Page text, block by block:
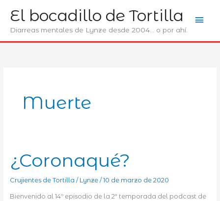
contenido
El bocadillo de Tortilla
Diarreas mentales de Lynze desde 2004... o por ahí.
Muerte
¿Coronaqué?
Crujientes de Tortilla / Lynze /10 de marzo de 2020
Bienvenido al 14º episodio de la 2ª temporada del podcast de